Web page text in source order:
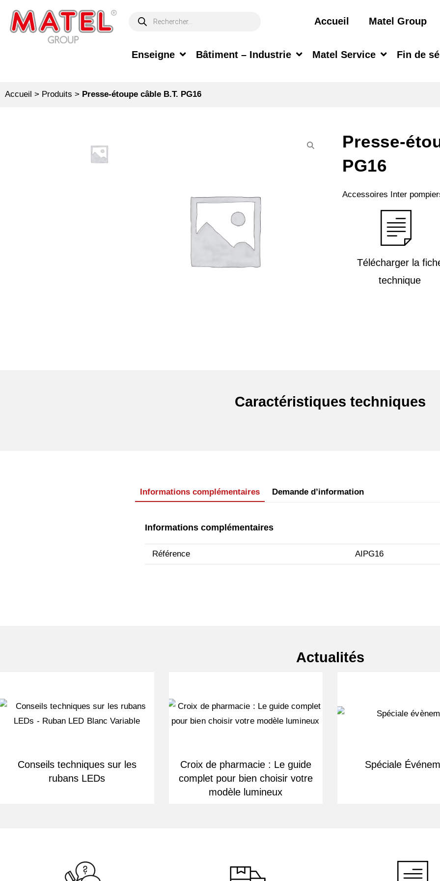
Accueil Matel Group
Enseigne Bâtiment – Industrie Matel Service Fin de
Accueil > Produits > Presse-étoupe câble B.T. PG16
Presse-
PG16
Accessoires Inter
Télécharger la
technique
Caractéristiques techniques
Informations complémentaires Demande d’information
Informations complémentaires
Référence AIPG16
Actualités
Conseils techniques sur les
rubans LEDs
Croix de pharmacie : Le guide
complet pour bien choisir votre
modèle lumineux
Spéciale